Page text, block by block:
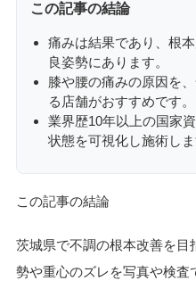
この記事の結論
痛みは結果であり、根
良姿勢にあります。
膝や腰の痛みの原因を
る店舗がおすすめです。
業界歴10年以上の国家
状態を可視化し施術しま
この記事の結論
茨城県で不調の根本改善を
勢や重心のズレを写真や検